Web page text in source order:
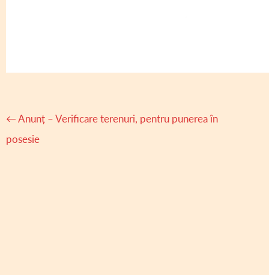
Navigare
articole
←Anunț – Verificare terenuri, pentru punerea în
posesie